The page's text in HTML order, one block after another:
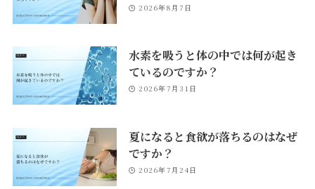
2026年8月7日
水素を吸うと体の中では何が起き
ているのですか？
2026年7月31日
夏になると食欲が落ちるのはなぜ
ですか？
2026年7月24日